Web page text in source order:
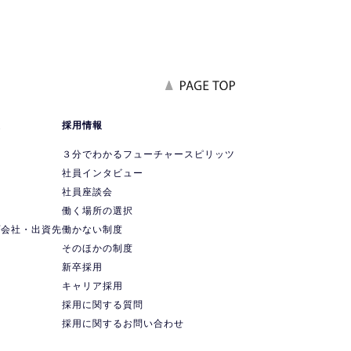
社・出資先
採用情報
３分でわかるフューチャースピリッツ
社員インタビュー
社員座談会
働く場所の選択
働かない制度
そのほかの制度
新卒採用
キャリア採用
採用に関する質問
採用に関するお問い合わせ